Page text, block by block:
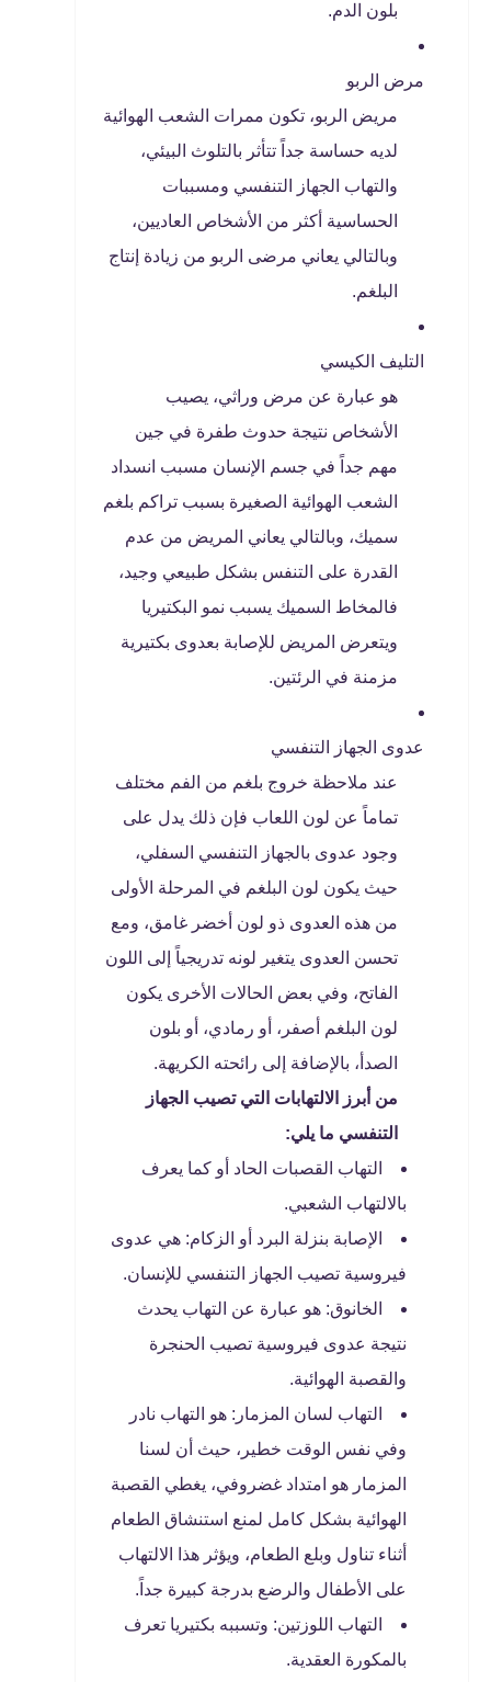
بلون الدم.
مرض الربو
مريض الربو، تكون ممرات الشعب الهوائية
لديه حساسة جداً تتأثر بالتلوث البيئي،
والتهاب الجهاز التنفسي ومسببات
الحساسية أكثر من الأشخاص العاديين،
وبالتالي يعاني مرضى الربو من زيادة إنتاج
البلغم.
التليف الكيسي
هو عبارة عن مرض وراثي، يصيب
الأشخاص نتيجة حدوث طفرة في جين
مهم جداً في جسم الإنسان مسبب انسداد
الشعب الهوائية الصغيرة بسبب تراكم بلغم
سميك، وبالتالي يعاني المريض من عدم
القدرة على التنفس بشكل طبيعي وجيد،
فالمخاط السميك يسبب نمو البكتيريا
ويتعرض المريض للإصابة بعدوى بكتيرية
مزمنة في الرئتين.
عدوى الجهاز التنفسي
عند ملاحظة خروج بلغم من الفم مختلف
تماماً عن لون اللعاب فإن ذلك يدل على
وجود عدوى بالجهاز التنفسي السفلي،
حيث يكون لون البلغم في المرحلة الأولى
من هذه العدوى ذو لون أخضر غامق، ومع
تحسن العدوى يتغير لونه تدريجياً إلى اللون
الفاتح، وفي بعض الحالات الأخرى يكون
لون البلغم أصفر، أو رمادي، أو بلون
الصدأ، بالإضافة إلى رائحته الكريهة.
من أبرز الالتهابات التي تصيب الجهاز
التنفسي ما يلي:
التهاب القصبات الحاد أو كما يعرف
بالالتهاب الشعبي.
الإصابة بنزلة البرد أو الزكام: هي عدوى
فيروسية تصيب الجهاز التنفسي للإنسان.
الخانوق: هو عبارة عن التهاب يحدث
نتيجة عدوى فيروسية تصيب الحنجرة
والقصبة الهوائية.
التهاب لسان المزمار: هو التهاب نادر
وفي نفس الوقت خطير، حيث أن لسنا
المزمار هو امتداد غضروفي، يغطي القصبة
الهوائية بشكل كامل لمنع استنشاق الطعام
أثناء تناول وبلع الطعام، ويؤثر هذا الالتهاب
على الأطفال والرضع بدرجة كبيرة جداً.
التهاب اللوزتين: وتسببه بكتيريا تعرف
بالمكورة العقدية.